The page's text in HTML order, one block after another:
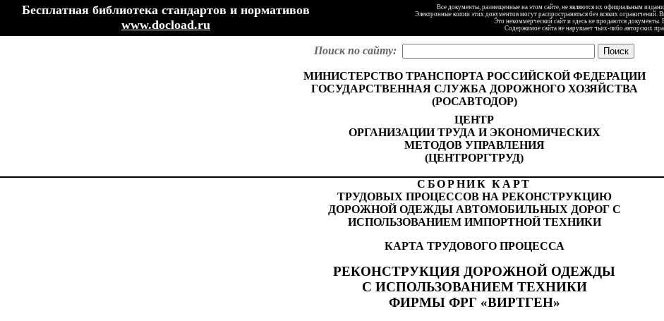
Бесплатная библиотека стандартов и нормативов
www.docload.ru
Все документы, размещенные на этом сайте, не являются их официальным
Электронные копии этих документов могут распространяться без всяких
Это некоммерческий сайт и здесь не продаются документы.
Содержимое сайта не нарушает чьих-либо авторских
Поиск по сайту:
МИНИСТЕРСТВО ТРАНСПОРТА РОССИЙСКОЙ ФЕДЕРАЦИИ
ГОСУДАРСТВЕННАЯ СЛУЖБА ДОРОЖНОГО ХОЗЯЙСТВА
(РОСАВТОДОР)
ЦЕНТР
ОРГАНИЗАЦИИ ТРУДА И ЭКОНОМИЧЕСКИХ
МЕТОДОВ УПРАВЛЕНИЯ
(ЦЕНТРОРГТРУД)
СБОРНИК КАРТ
ТРУДОВЫХ ПРОЦЕССОВ НА РЕКОНСТРУКЦИЮ
ДОРОЖНОЙ ОДЕЖДЫ АВТОМОБИЛЬНЫХ ДОРОГ С
ИСПОЛЬЗОВАНИЕМ ИМПОРТНОЙ ТЕХНИКИ
КАРТА ТРУДОВОГО ПРОЦЕССА
РЕКОНСТРУКЦИЯ ДОРОЖНОЙ ОДЕЖДЫ
С ИСПОЛЬЗОВАНИЕМ ТЕХНИКИ
ФИРМЫ ФРГ «ВИРТГЕН»